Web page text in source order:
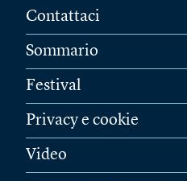
Contattaci
Sommario
Festival
Privacy e cookie
Video